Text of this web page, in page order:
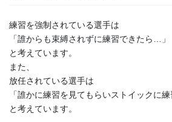
練習を強制されている選手は
「誰からも束縛されずに練習できたら…」
と考えています。
また、
放任されている選手は
「誰かに練習を見てもらいストイックに
と考えています。